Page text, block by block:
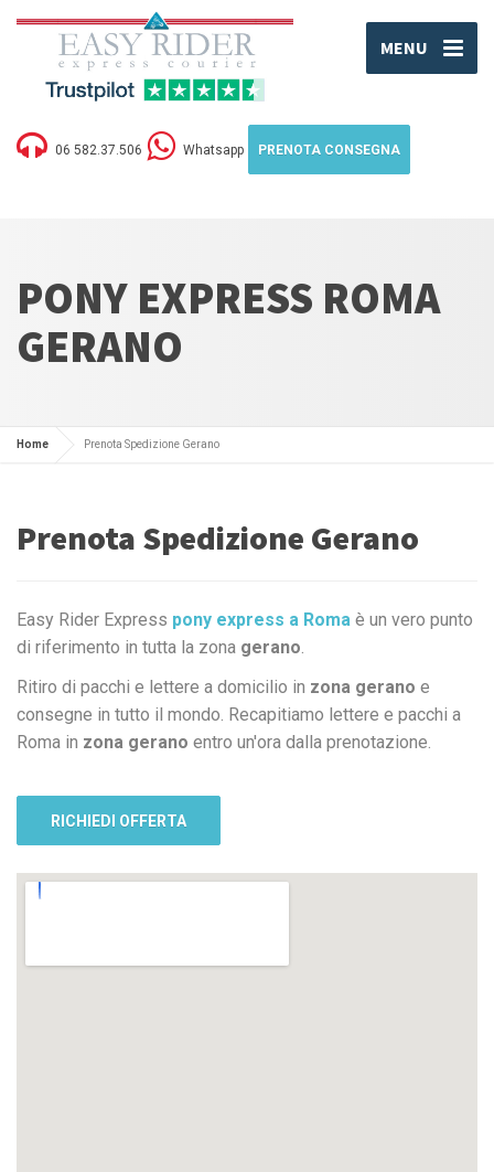
MENU
06 582.37.506 Whatsapp PRENOTA CONSEGNA
PONY EXPRESS ROMA
GERANO
Home Prenota Spedizione Gerano
Prenota Spedizione Gerano
Easy Rider Express pony express a Roma è un vero punto
di riferimento in tutta la zona gerano.
Ritiro di pacchi e lettere a domicilio in zona gerano e
consegne in tutto il mondo. Recapitiamo lettere e pacchi a
Roma in zona gerano entro un'ora dalla prenotazione.
RICHIEDI OFFERTA